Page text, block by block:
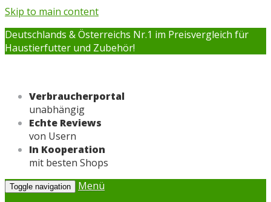
Skip to main content
Deutschlands & Österreichs Nr.1 im Preisvergleich für
Haustierfutter und Zubehör!
Verbraucherportal
unabhängig
Echte Reviews
von Usern
In Kooperation
mit besten Shops
Toggle navigation
Menü